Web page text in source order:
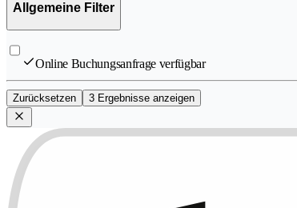
Allgemeine Filter
Online Buchungsanfrage verfügbar
Zurücksetzen 3 Ergebnisse anzeigen